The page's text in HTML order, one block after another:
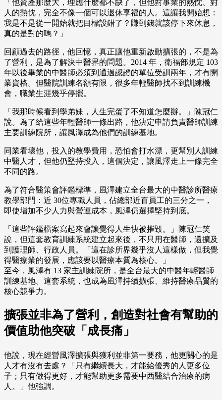
「他資產那麼大，理應什麼都不缺了，但他對事業的熱忱、對
人的熱忱，完全不像一個可以退休享福的人。這讓我開始想：
我是不是從一開始就把目標設錯了？賺到錢就該停下來休息，
真的是對的嗎？」
回顧過去的路徑，他回憶，真正讓他重新啟動擴張的，不是為
了營利，是為了解決中醫界的問題。2014 年，衛福部規定 103
年以後畢業的中醫師必須到通過認證的單位受訓兩年，才有開
業資格。但醫院訓練名額有限，很多年輕醫師找不到訓練機
會，職業生涯幾乎停擺。
「我那時候看到學弟妹，人生完蛋了不知道怎麼辦。」陳冠仁
說。為了給這些年輕醫師一條出路，他決定申請負責醫師訓練
主要訓練院所，讓風澤成為他們的訓練基地。
同業看壞他，投入的教學費用，恐怕會打水漂，更幫別人訓練
中醫人才，但他仍堅持投入，這個決定，讓風澤走上一條完全
不同的路。
為了符合醫策會評鑑標準，風澤建立全台最大的中醫診所醫療
教學部門：近 30位專職人員，佔總部近百員工的三分之一，
即使增加不少人力與營運成本，風澤仍選擇堅持到底。
「這些評鑑檔案寫起來會讓覺得人生快被摧毀。」陳冠仁笑
說，但這套教育訓練系統建立起來後，不只用在醫師，還擴及
到護理師、行政人員。「這在診所界幾乎沒人這樣做，但我覺
得醫療業的發展，應該要以醫療本質為核心。」
至今，風澤有 13 家主訓練院所，是全台最大的中醫年輕醫師
訓練基地。這套系統，也成為風澤持續擴張、維持醫療品質的
核心競爭力。
擴張並非為了營利，創造對社會有幫助的
價值助他突破「成長痛」
他說，現在經營風澤擴張與獲利並非第一要務，他更關心的是
人才有沒有去處？「只有繼續長大，才能給優秀的人更多位
子；只有做得更好，才能幫助更多需要中西醫結合治療的病
人。」他強調。